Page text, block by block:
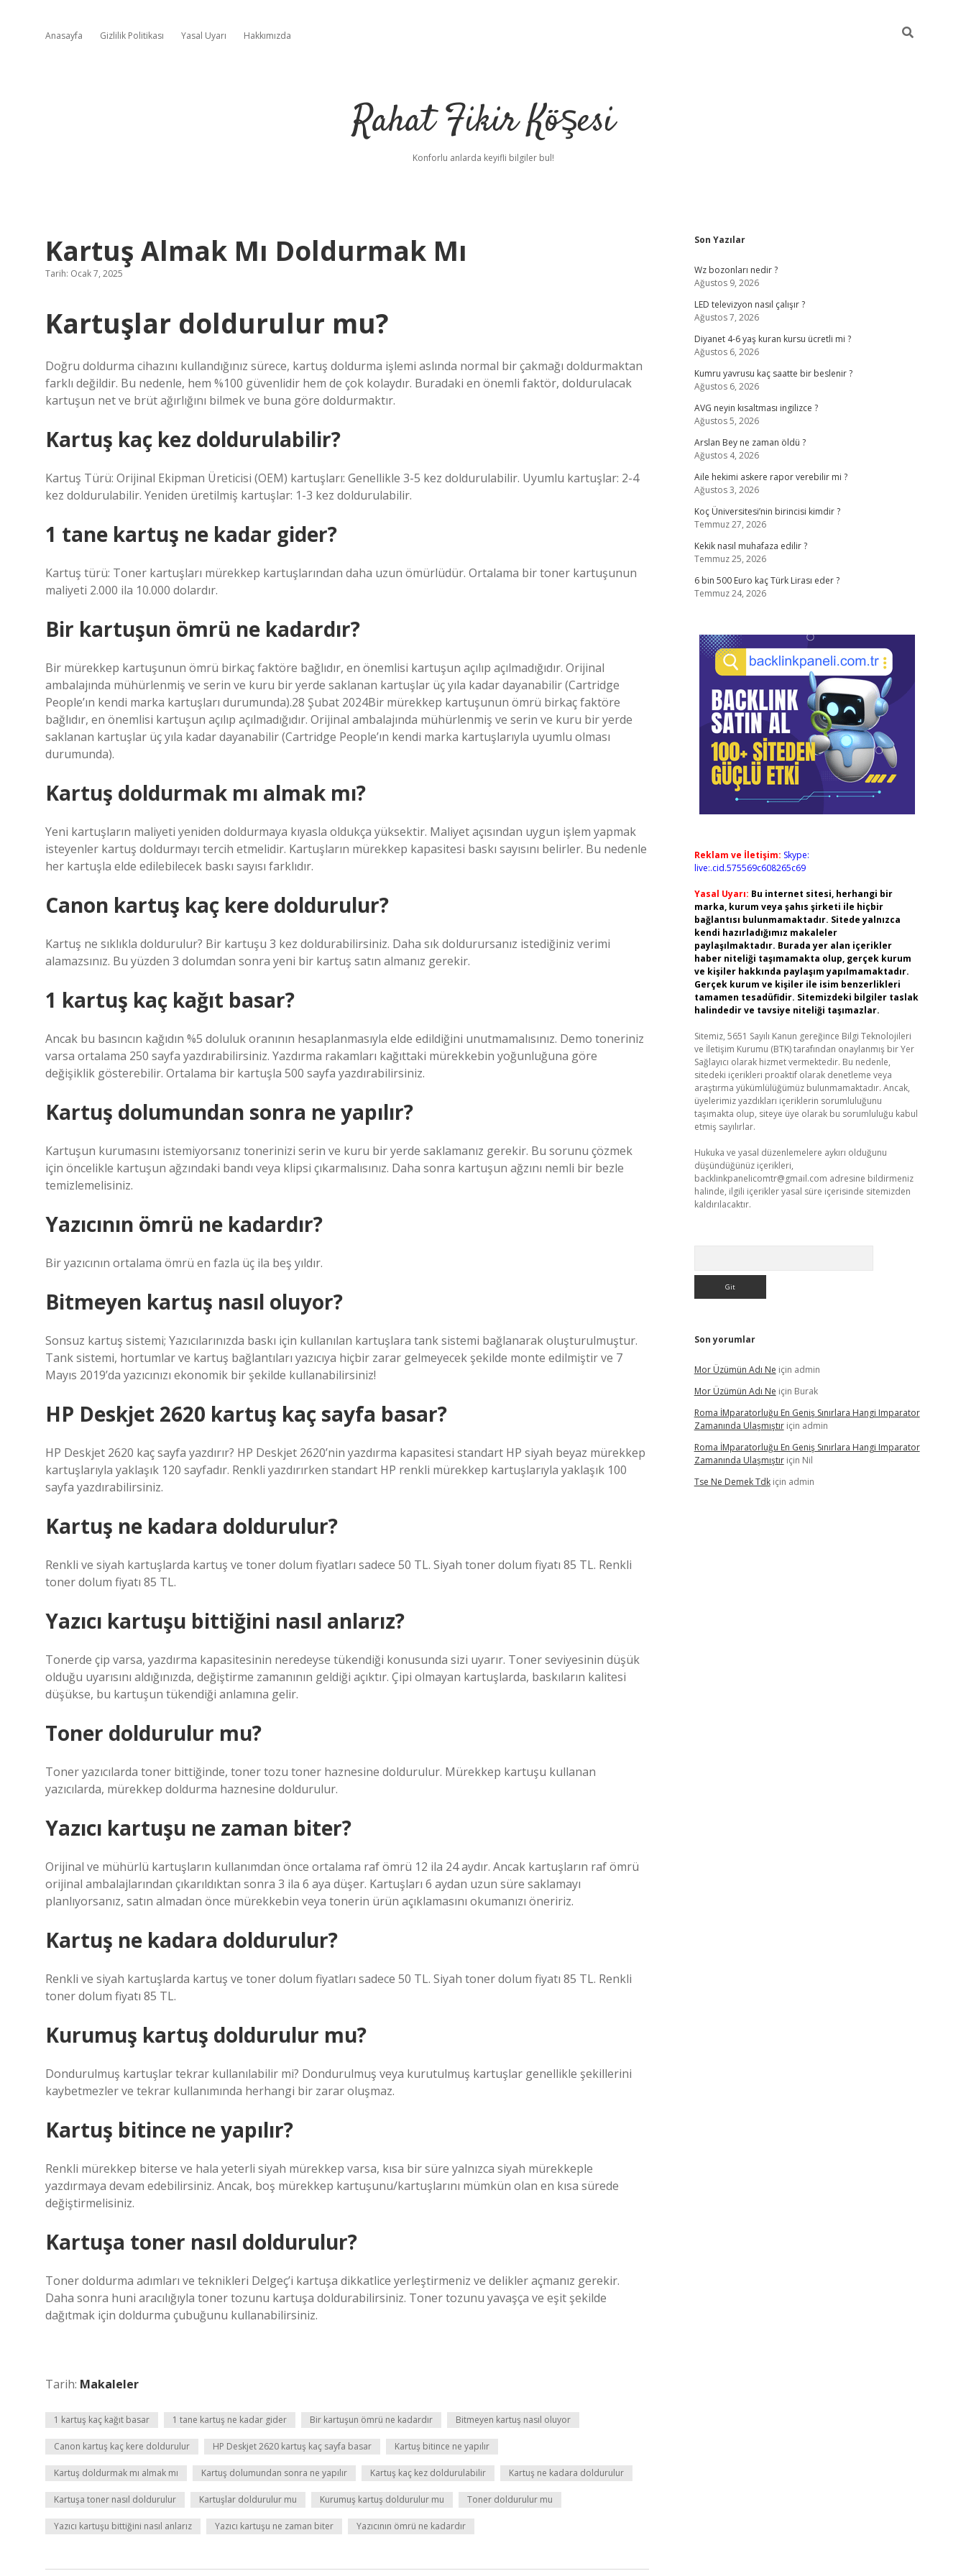
Anasayfa Gizlilik Politikası Yasal Uyarı Hakkımızda
Rahat Fikir Köşesi
Konforlu anlarda keyifli bilgiler bul!
Kartuş Almak Mı Doldurmak Mı
Tarih: Ocak 7, 2025
Kartuşlar doldurulur mu?
Doğru doldurma cihazını kullandığınız sürece, kartuş doldurma işlemi aslında normal bir çakmağı doldurmaktan
farklı değildir. Bu nedenle, hem %100 güvenlidir hem de çok kolaydır. Buradaki en önemli faktör, doldurulacak
kartuşun net ve brüt ağırlığını bilmek ve buna göre doldurmaktır.
Kartuş kaç kez doldurulabilir?
Kartuş Türü: Orijinal Ekipman Üreticisi (OEM) kartuşları: Genellikle 3-5 kez doldurulabilir. Uyumlu kartuşlar: 2-4
kez doldurulabilir. Yeniden üretilmiş kartuşlar: 1-3 kez doldurulabilir.
1 tane kartuş ne kadar gider?
Kartuş türü: Toner kartuşları mürekkep kartuşlarından daha uzun ömürlüdür. Ortalama bir toner kartuşunun
maliyeti 2.000 ila 10.000 dolardır.
Bir kartuşun ömrü ne kadardır?
Bir mürekkep kartuşunun ömrü birkaç faktöre bağlıdır, en önemlisi kartuşun açılıp açılmadığıdır. Orijinal
ambalajında ​​mühürlenmiş ve serin ve kuru bir yerde saklanan kartuşlar üç yıla kadar dayanabilir (Cartridge
People’ın kendi marka kartuşları durumunda).28 Şubat 2024Bir mürekkep kartuşunun ömrü birkaç faktöre
bağlıdır, en önemlisi kartuşun açılıp açılmadığıdır. Orijinal ambalajında ​​mühürlenmiş ve serin ve kuru bir yerde
saklanan kartuşlar üç yıla kadar dayanabilir (Cartridge People’ın kendi marka kartuşlarıyla uyumlu olması
durumunda).
Kartuş doldurmak mı almak mı?
Yeni kartuşların maliyeti yeniden doldurmaya kıyasla oldukça yüksektir. Maliyet açısından uygun işlem yapmak
isteyenler kartuş doldurmayı tercih etmelidir. Kartuşların mürekkep kapasitesi baskı sayısını belirler. Bu nedenle
her kartuşla elde edilebilecek baskı sayısı farklıdır.
Canon kartuş kaç kere doldurulur?
Kartuş ne sıklıkla doldurulur? Bir kartuşu 3 kez doldurabilirsiniz. Daha sık doldurursanız istediğiniz verimi
alamazsınız. Bu yüzden 3 dolumdan sonra yeni bir kartuş satın almanız gerekir.
1 kartuş kaç kağıt basar?
Ancak bu basıncın kağıdın %5 doluluk oranının hesaplanmasıyla elde edildiğini unutmamalısınız. Demo toneriniz
varsa ortalama 250 sayfa yazdırabilirsiniz. Yazdırma rakamları kağıttaki mürekkebin yoğunluğuna göre
değişiklik gösterebilir. Ortalama bir kartuşla 500 sayfa yazdırabilirsiniz.
Kartuş dolumundan sonra ne yapılır?
Kartuşun kurumasını istemiyorsanız tonerinizi serin ve kuru bir yerde saklamanız gerekir. Bu sorunu çözmek
için öncelikle kartuşun ağzındaki bandı veya klipsi çıkarmalısınız. Daha sonra kartuşun ağzını nemli bir bezle
temizlemelisiniz.
Yazıcının ömrü ne kadardır?
Bir yazıcının ortalama ömrü en fazla üç ila beş yıldır.
Bitmeyen kartuş nasıl oluyor?
Sonsuz kartuş sistemi; Yazıcılarınızda baskı için kullanılan kartuşlara tank sistemi bağlanarak oluşturulmuştur.
Tank sistemi, hortumlar ve kartuş bağlantıları yazıcıya hiçbir zarar gelmeyecek şekilde monte edilmiştir ve 7
Mayıs 2019’da yazıcınızı ekonomik bir şekilde kullanabilirsiniz!
HP Deskjet 2620 kartuş kaç sayfa basar?
HP Deskjet 2620 kaç sayfa yazdırır? HP Deskjet 2620’nin yazdırma kapasitesi standart HP siyah beyaz mürekkep
kartuşlarıyla yaklaşık 120 sayfadır. Renkli yazdırırken standart HP renkli mürekkep kartuşlarıyla yaklaşık 100
sayfa yazdırabilirsiniz.
Kartuş ne kadara doldurulur?
Renkli ve siyah kartuşlarda kartuş ve toner dolum fiyatları sadece 50 TL. Siyah toner dolum fiyatı 85 TL. Renkli
toner dolum fiyatı 85 TL.
Yazıcı kartuşu bittiğini nasıl anlarız?
Tonerde çip varsa, yazdırma kapasitesinin neredeyse tükendiği konusunda sizi uyarır. Toner seviyesinin düşük
olduğu uyarısını aldığınızda, değiştirme zamanının geldiği açıktır. Çipi olmayan kartuşlarda, baskıların kalitesi
düşükse, bu kartuşun tükendiği anlamına gelir.
Toner doldurulur mu?
Toner yazıcılarda toner bittiğinde, toner tozu toner haznesine doldurulur. Mürekkep kartuşu kullanan
yazıcılarda, mürekkep doldurma haznesine doldurulur.
Yazıcı kartuşu ne zaman biter?
Orijinal ve mühürlü kartuşların kullanımdan önce ortalama raf ömrü 12 ila 24 aydır. Ancak kartuşların raf ömrü
orijinal ambalajlarından çıkarıldıktan sonra 3 ila 6 aya düşer. Kartuşları 6 aydan uzun süre saklamayı
planlıyorsanız, satın almadan önce mürekkebin veya tonerin ürün açıklamasını okumanızı öneririz.
Kartuş ne kadara doldurulur?
Renkli ve siyah kartuşlarda kartuş ve toner dolum fiyatları sadece 50 TL. Siyah toner dolum fiyatı 85 TL. Renkli
toner dolum fiyatı 85 TL.
Kurumuş kartuş doldurulur mu?
Dondurulmuş kartuşlar tekrar kullanılabilir mi? Dondurulmuş veya kurutulmuş kartuşlar genellikle şekillerini
kaybetmezler ve tekrar kullanımında herhangi bir zarar oluşmaz.
Kartuş bitince ne yapılır?
Renkli mürekkep biterse ve hala yeterli siyah mürekkep varsa, kısa bir süre yalnızca siyah mürekkeple
yazdırmaya devam edebilirsiniz. Ancak, boş mürekkep kartuşunu/kartuşlarını mümkün olan en kısa sürede
değiştirmelisiniz.
Kartuşa toner nasıl doldurulur?
Toner doldurma adımları ve teknikleri Delgeç’i kartuşa dikkatlice yerleştirmeniz ve delikler açmanız gerekir.
Daha sonra huni aracılığıyla toner tozunu kartuşa doldurabilirsiniz. Toner tozunu yavaşça ve eşit şekilde
dağıtmak için doldurma çubuğunu kullanabilirsiniz.
Tarih: Makaleler
1 kartuş kaç kağıt basar 1 tane kartuş ne kadar gider Bir kartuşun ömrü ne kadardır Bitmeyen kartuş nasıl oluyor
Canon kartuş kaç kere doldurulur HP Deskjet 2620 kartuş kaç sayfa basar Kartuş bitince ne yapılır
Kartuş doldurmak mı almak mı Kartuş dolumundan sonra ne yapılır Kartuş kaç kez doldurulabilir Kartuş ne kadara doldurulur
Kartuşa toner nasıl doldurulur Kartuşlar doldurulur mu Kurumuş kartuş doldurulur mu Toner doldurulur mu
Yazıcı kartuşu bittiğini nasıl anlarız Yazıcı kartuşu ne zaman biter Yazıcının ömrü ne kadardır
Sidebar
Son Yazılar
Wz bozonları nedir ?
Ağustos 9, 2026
LED televizyon nasıl çalışır ?
Ağustos 7, 2026
Diyanet 4-6 yaş kuran kursu ücretli mi ?
Ağustos 6, 2026
Kumru yavrusu kaç saatte bir beslenir ?
Ağustos 6, 2026
AVG neyin kısaltması ingilizce ?
Ağustos 5, 2026
Arslan Bey ne zaman öldü ?
Ağustos 4, 2026
Aile hekimi askere rapor verebilir mi ?
Ağustos 3, 2026
Koç Üniversitesi’nin birincisi kimdir ?
Temmuz 27, 2026
Kekik nasıl muhafaza edilir ?
Temmuz 25, 2026
6 bin 500 Euro kaç Türk Lirası eder ?
Temmuz 24, 2026
Reklam ve İletişim: Skype:
live:.cid.575569c608265c69
Yasal Uyarı: Bu internet sitesi, herhangi bir
marka, kurum veya şahıs şirketi ile hiçbir
bağlantısı bulunmamaktadır. Sitede yalnızca
kendi hazırladığımız makaleler
paylaşılmaktadır. Burada yer alan içerikler
haber niteliği taşımamakta olup, gerçek kurum
ve kişiler hakkında paylaşım yapılmamaktadır.
Gerçek kurum ve kişiler ile isim benzerlikleri
tamamen tesadüfidir. Sitemizdeki bilgiler taslak
halindedir ve tavsiye niteliği taşımazlar.
Sitemiz, 5651 Sayılı Kanun gereğince Bilgi Teknolojileri
ve İletişim Kurumu (BTK) tarafından onaylanmış bir Yer
Sağlayıcı olarak hizmet vermektedir. Bu nedenle,
sitedeki içerikleri proaktif olarak denetleme veya
araştırma yükümlülüğümüz bulunmamaktadır. Ancak,
üyelerimiz yazdıkları içeriklerin sorumluluğunu
taşımakta olup, siteye üye olarak bu sorumluluğu kabul
etmiş sayılırlar.
Hukuka ve yasal düzenlemelere aykırı olduğunu
düşündüğünüz içerikleri,
backlinkpanelicomtr@gmail.com adresine bildirmeniz
halinde, ilgili içerikler yasal süre içerisinde sitemizden
kaldırılacaktır.
Son yorumlar
Mor Üzümün Adı Ne için admin
Mor Üzümün Adı Ne için Burak
Roma İMparatorluğu En Geniş Sınırlara Hangi Imparator
Zamanında Ulaşmıştıriçin admin
Roma İMparatorluğu En Geniş Sınırlara Hangi Imparator
Zamanında Ulaşmıştıriçin Nil
Tse Ne Demek Tdkiçin admin
ilbet yeni giriş